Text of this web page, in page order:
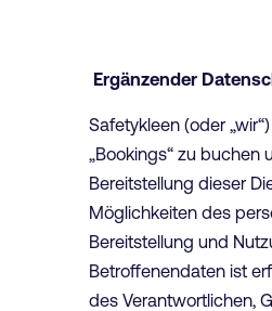
Ergänzender
Safetykleen (oder
„Bookings“ zu
Bereitstellung dieser
Möglichkeiten des
Bereitstellung und
Betroffenendaten ist
des Verantwortlichen,